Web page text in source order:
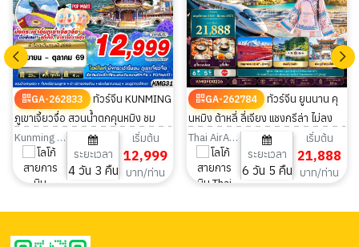
GA-262833
ทัวร์จีน KUNMING
ภูเขาเจี้ยวจื่อ สวนน้ำตกคุนหมิง ชม
ดอกไม้ตามฤดูกาล 4วัน 3คืน
Kunming Airlines
ระยะเวลา
4 วัน 3 คืน
เริ่มต้น
12,999
บาท/ท่าน
GA-262784
ทัวร์จีน ยูนนาน คุ
นหมิง ต้าหลี่ ลี่เจียง แชงกรีล่า ไม่ลง
ร้าน 6วัน 5คืน
Thai AirAsia
ระยะเวลา
6 วัน 5 คืน
เริ่มต้น
21,888
บาท/ท่าน